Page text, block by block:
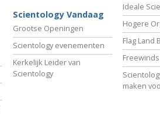
Scientology Vandaag
Grootse Openingen
Scientology evenementen
Kerkelijk Leider van
Scientology
Ideale
Hogere
Flag Land
Freewinds
maken